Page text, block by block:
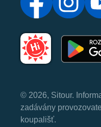
© 2026, Sitour.
zadávány
koupališť.